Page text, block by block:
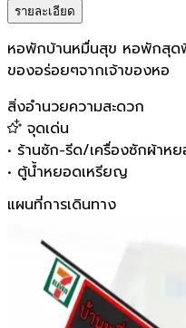
รายละเอียด
หอพักบ้านหมื่นสุข หอพักสุดพิ
ของอร่อยๆจากเจ้าของหอ
สิ่งอำนวยความสะดวก
จุดเด่น
• ร้านซัก-รีด/เครื่องซักผ้าห
• ตู้น้ำหยอดเหรียญ
แผนที่การเดินทาง